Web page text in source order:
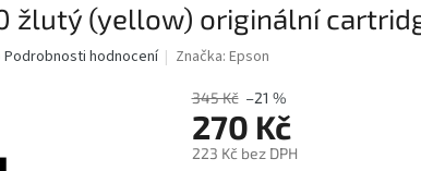
žlutý (yellow) originální
Podrobnosti hodnocení Značka:Epson
345 Kč –21 %
270 Kč
223 Kč bez DPH